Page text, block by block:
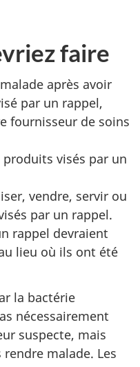
faire
après avoir
par un rappel,
fournisseur de soins
produits visés par un
vendre, servir ou
par un rappel.
rappel devraient
lieu où ils ont été
la bactérie
nécessairement
suspecte, mais
malade. Les